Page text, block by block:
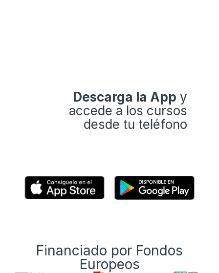
Descarga la App y
accede a los cursos
desde tu teléfono
Financiado por Fondos
Europeos